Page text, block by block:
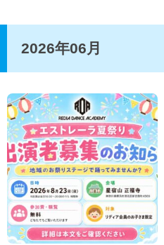
2026年06月